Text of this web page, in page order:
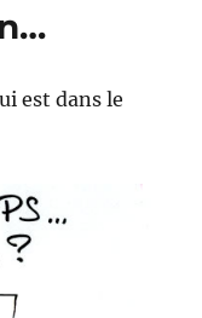
est dans le